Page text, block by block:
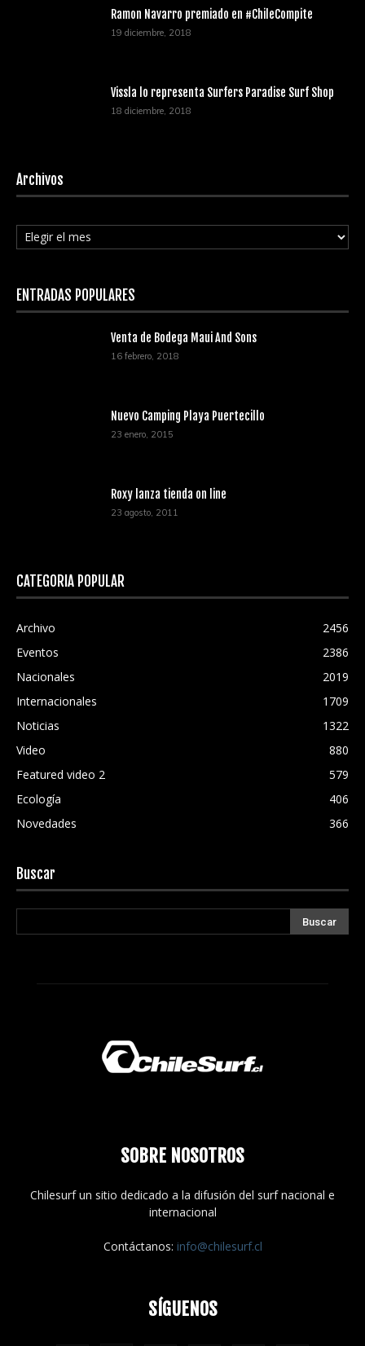
Ramon Navarro premiado en #ChileCompite
19 diciembre, 2018
Vissla lo representa Surfers Paradise Surf Shop
18 diciembre, 2018
Archivos
Archivos
ENTRADAS POPULARES
Venta de Bodega Maui And Sons
16 febrero, 2018
Nuevo Camping Playa Puertecillo
23 enero, 2015
Roxy lanza tienda on line
23 agosto, 2011
CATEGORÍA POPULAR
Archivo
2456
Eventos
2386
Nacionales
2019
Internacionales
1709
Noticias
1322
Video
880
Featured video 2
579
Ecología
406
Novedades
366
Buscar
SOBRE NOSOTROS
Chilesurf un sitio dedicado a la difusión del surf nacional e
internacional
Contáctanos: info@chilesurf.cl
SÍGUENOS